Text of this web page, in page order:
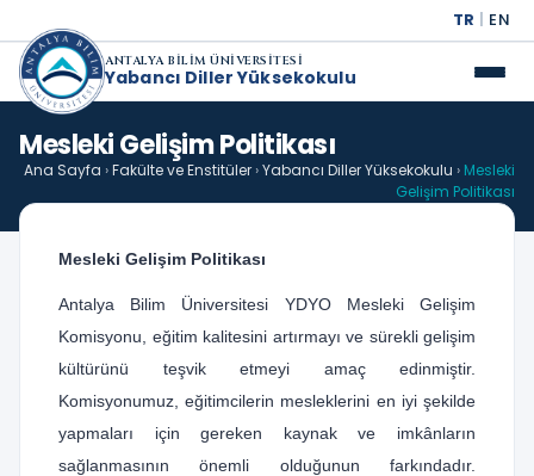
TR | EN
ANTALYA BİLİM ÜNİVERSİTESİ
Yabancı Diller Yüksekokulu
Mesleki Gelişim Politikası
Ana Sayfa ›Fakülte ve Enstitüler ›Yabancı Diller Yüksekokulu › Mesleki
Gelişim Politikası
Mesleki Gelişim Politikası
Antalya Bilim Üniversitesi YDYO Mesleki Gelişim
Komisyonu, eğitim kalitesini artırmayı ve sürekli gelişim
kültürünü teşvik etmeyi amaç edinmiştir.
Komisyonumuz, eğitimcilerin mesleklerini en iyi şekilde
yapmaları için gereken kaynak ve imkânların
sağlanmasının önemli olduğunun farkındadır.